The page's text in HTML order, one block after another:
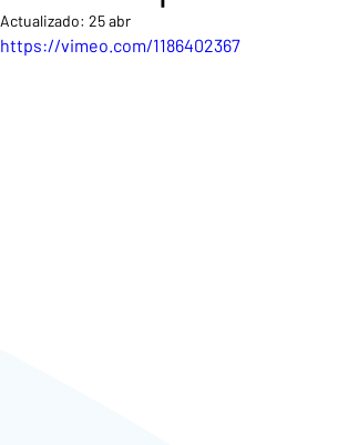
Actualizado: 25 abr
https://vimeo.com/1186402367